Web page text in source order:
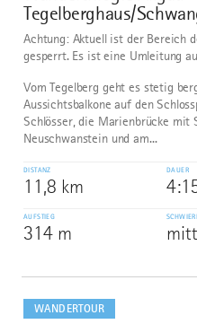
Tegelberghaus/
Achtung: Aktuell ist der Bereich
gesperrt. Es ist eine Umleitung
Vom Tegelberg geht es stetig
Aussichtsbalkone auf den
Schlösser, die Marienbrücke mit
Neuschwanstein und am...
DISTANZ
11,8 km
DAUER
AUFSTIEG
314 m
WANDERTOUR
dazu